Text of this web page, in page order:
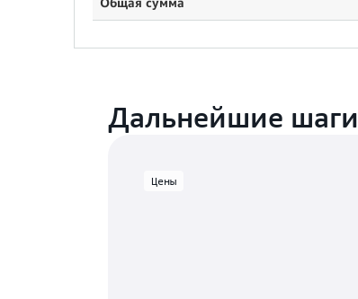
Дальнейшие шаги
Цены